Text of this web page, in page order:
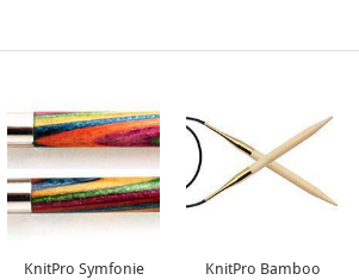
KnitPro Symfonie
KnitPro Bamboo